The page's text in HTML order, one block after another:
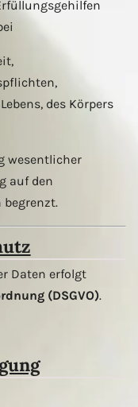
des Körpers
wesentlicher
auf den
begrenzt.
Daten erfolgt
(DSGVO).